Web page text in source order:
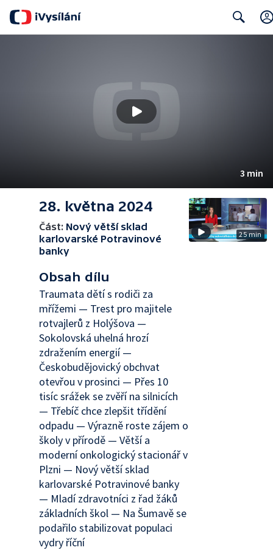
3 min
28. května 2024
Část: Nový větší sklad
karlovarské Potravinové
banky
Obsah dílu
Traumata dětí s rodiči za
mřížemi — Trest pro majitele
rotvajlerů z Holýšova —
Sokolovská uhelná hrozí
zdražením energií —
Českobudějovický obchvat
otevřou v prosinci — Přes 10
tisíc srážek se zvěří na silnicích
— Třebíč chce zlepšit třídění
odpadu — Výrazně roste zájem o
školy v přírodě — Větší a
moderní onkologický stacionář v
Plzni — Nový větší sklad
karlovarské Potravinové banky
— Mladí zdravotníci z řad žáků
základních škol — Na Šumavě se
podařilo stabilizovat populaci
vydry říční
25 min